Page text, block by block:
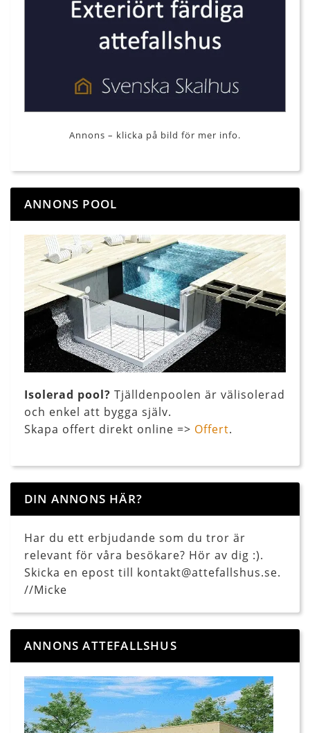
Annons – klicka på bild för mer info.
ANNONS POOL
Isolerad pool? Tjälldenpoolen är välisolerad
och enkel att bygga själv.
Skapa offert direkt online => Offert.
DIN ANNONS HÄR?
Har du ett erbjudande som du tror är
relevant för våra besökare? Hör av dig :).
Skicka en epost till kontakt@attefallshus.se.
//Micke
ANNONS ATTEFALLSHUS